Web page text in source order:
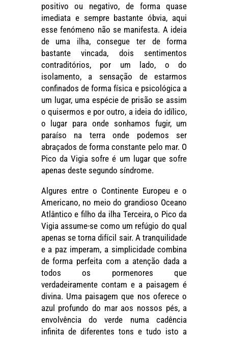
positivo ou negativo, de forma quase
imediata e sempre bastante óbvia, aqui
esse fenómeno não se manifesta. A ideia
de uma ilha, consegue ter de forma
bastante vincada, dois sentimentos
contraditórios, por um lado, o do
isolamento, a sensação de estarmos
confinados de forma física e psicológica a
um lugar, uma espécie de prisão se assim
o quisermos e por outro, a ideia do idílico,
o lugar para onde sonhamos fugir, um
paraíso na terra onde podemos ser
abraçados de forma constante pelo mar. O
Pico da Vigia sofre é um lugar que sofre
apenas deste segundo síndrome.
Algures entre o Continente Europeu e o
Americano, no meio do grandioso Oceano
Atlântico e filho da ilha Terceira, o Pico da
Vigia assume-se como um refúgio do qual
apenas se torna difícil sair. A tranquilidade
e a paz imperam, a simplicidade combina
de forma perfeita com a atenção dada a
todos os pormenores que
verdadeiramente contam e a paisagem é
divina. Uma paisagem que nos oferece o
azul profundo do mar aos nossos pés, a
envolvência do verde numa cadência
infinita de diferentes tons e tudo isto a